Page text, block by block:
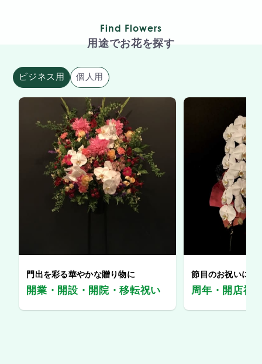
Find Flowers
用途でお花を探す
ビジネス用 個人用
門出を彩る華やかな贈り物に
開業・開設・開院・移転祝い
節目のお祝いに、
周年・開店祝